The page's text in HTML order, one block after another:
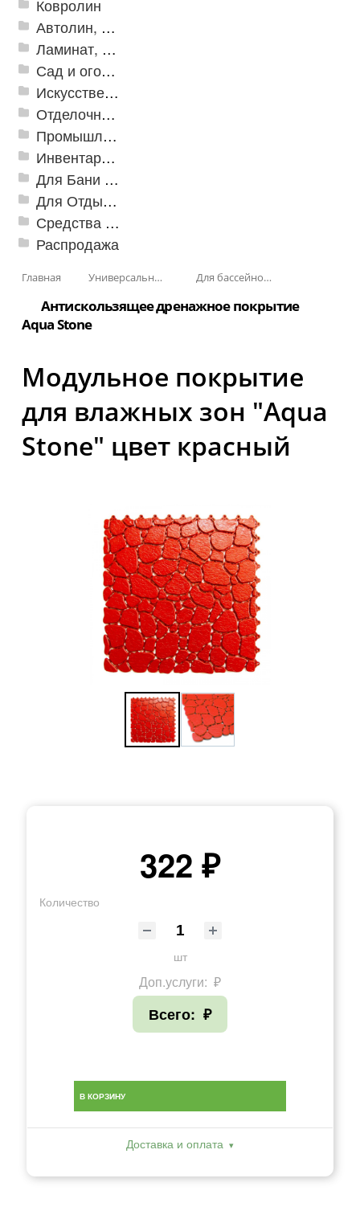
Ковролин
Автолин, Транслин, Линолеум
Ламинат, Кварцвиниловая плитка SPC
Сад и огород
Искусственная трава
Отделочные профили
Промышленный текстиль
Инвентарь для клининга
Для Бани и Сауны
Для Отдыха и Пикника
Средства от насекомых и садовых вредителей
Распродажа
Главная Универсальные модульные покрытия Для бассейнов и аквапарков
Антискользящее дренажное покрытие
Aqua Stone
Модульное покрытие
для влажных зон "Aqua
Stone" цвет красный
322 ₽
Количество
шт
Доп.услуги: ₽
Всего: ₽
В КОРЗИНУ
Доставка и оплата